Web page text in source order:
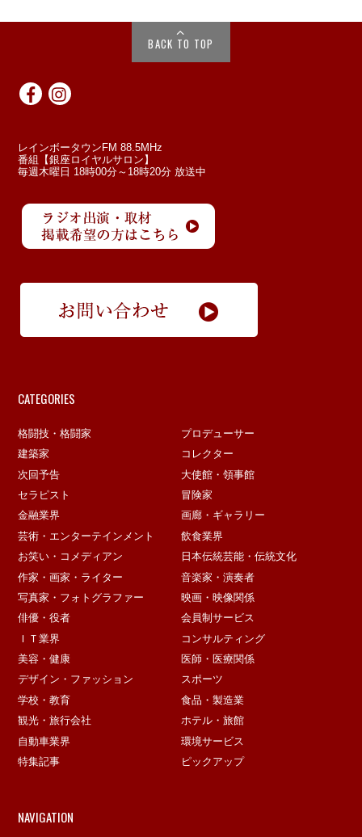
BACK TO TOP
レインボータウンFM 88.5MHz
番組【銀座ロイヤルサロン】
毎週木曜日 18時00分～18時20分 放送中
CATEGORIES
格闘技・格闘家
プロデューサー
建築家
コレクター
次回予告
大使館・領事館
セラピスト
冒険家
金融業界
画廊・ギャラリー
芸術・エンターテインメント
飲食業界
お笑い・コメディアン
日本伝統芸能・伝統文化
作家・画家・ライター
音楽家・演奏者
写真家・フォトグラファー
映画・映像関係
俳優・役者
会員制サービス
ＩＴ業界
コンサルティング
美容・健康
医師・医療関係
デザイン・ファッション
スポーツ
学校・教育
食品・製造業
観光・旅行会社
ホテル・旅館
自動車業界
環境サービス
特集記事
ピックアップ
NAVIGATION